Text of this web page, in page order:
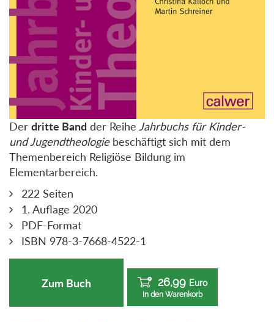
Der dritte Band der Reihe Jahrbuchs für Kinder-
und Jugendtheologie beschäftigt sich mit dem
Themenbereich Religiöse Bildung im
Elementarbereich.
222 Seiten
1. Auflage 2020
PDF-Format
ISBN 978-3-7668-4522-1
Zum Buch 26,99 Euro
In den Warenkorb